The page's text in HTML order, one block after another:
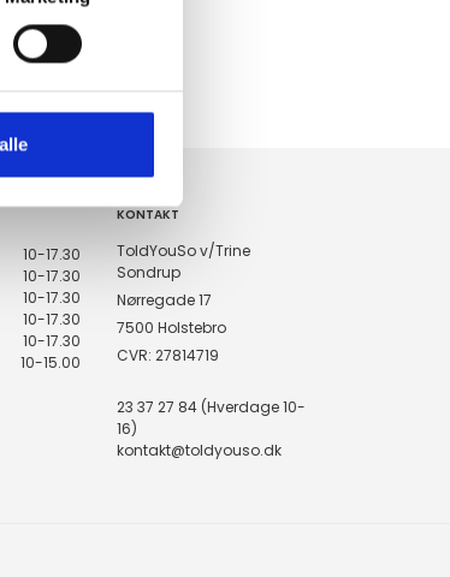
inden kl. 16.00
& SUPPORT
10-17.30
10-17.30
10-17.30
10-17.30
10-17.30
10-15.00
KONTAKT
ToldYouSo v/Trine
Sondrup
Nørregade 17
7500 Holstebro
CVR: 27814719
23 37 27 84 (Hverdage 10-
16)
kontakt@toldyouso.dk